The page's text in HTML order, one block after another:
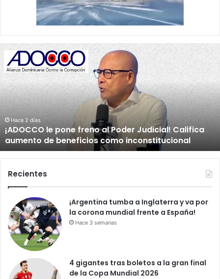
D
i
o
s
c
e
l
e
b
r
ó
e
n
a
n
d
e
c
Hace 1 día
Dios celebró en grande conmigo
Recientes
¡Argentina tumba a Inglaterra y va por
la corona mundial frente a España!
Hace 3 semanas
4 gigantes tras boletos a la gran final
de la Copa Mundial 2026